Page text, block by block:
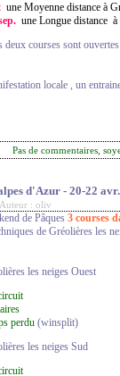
une Moyenne distance à
une Longue distance
deux courses sont
locale , un
Pas de commentaires,
d'Azur - 20-22 avr.
: oliv
de Pâques 3 courses
de Gréolières les
les neiges Ouest
perdu (winsplit)
les neiges Sud